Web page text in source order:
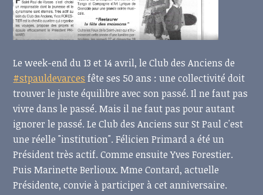
Le week-end du 13 et 14 avril, le Club des Anciens de
#stpauldevarces fête ses 50 ans : une collectivité doit
trouver le juste équilibre avec son passé. Il ne faut pas
vivre dans le passé. Mais il ne faut pas pour autant
ignorer le passé. Le Club des Anciens sur St Paul c'est
une réelle "institution". Félicien Primard a été un
Président très actif. Comme ensuite Yves Forestier.
Puis Marinette Berlioux. Mme Contard, actuelle
Présidente, convie à participer à cet anniversaire.